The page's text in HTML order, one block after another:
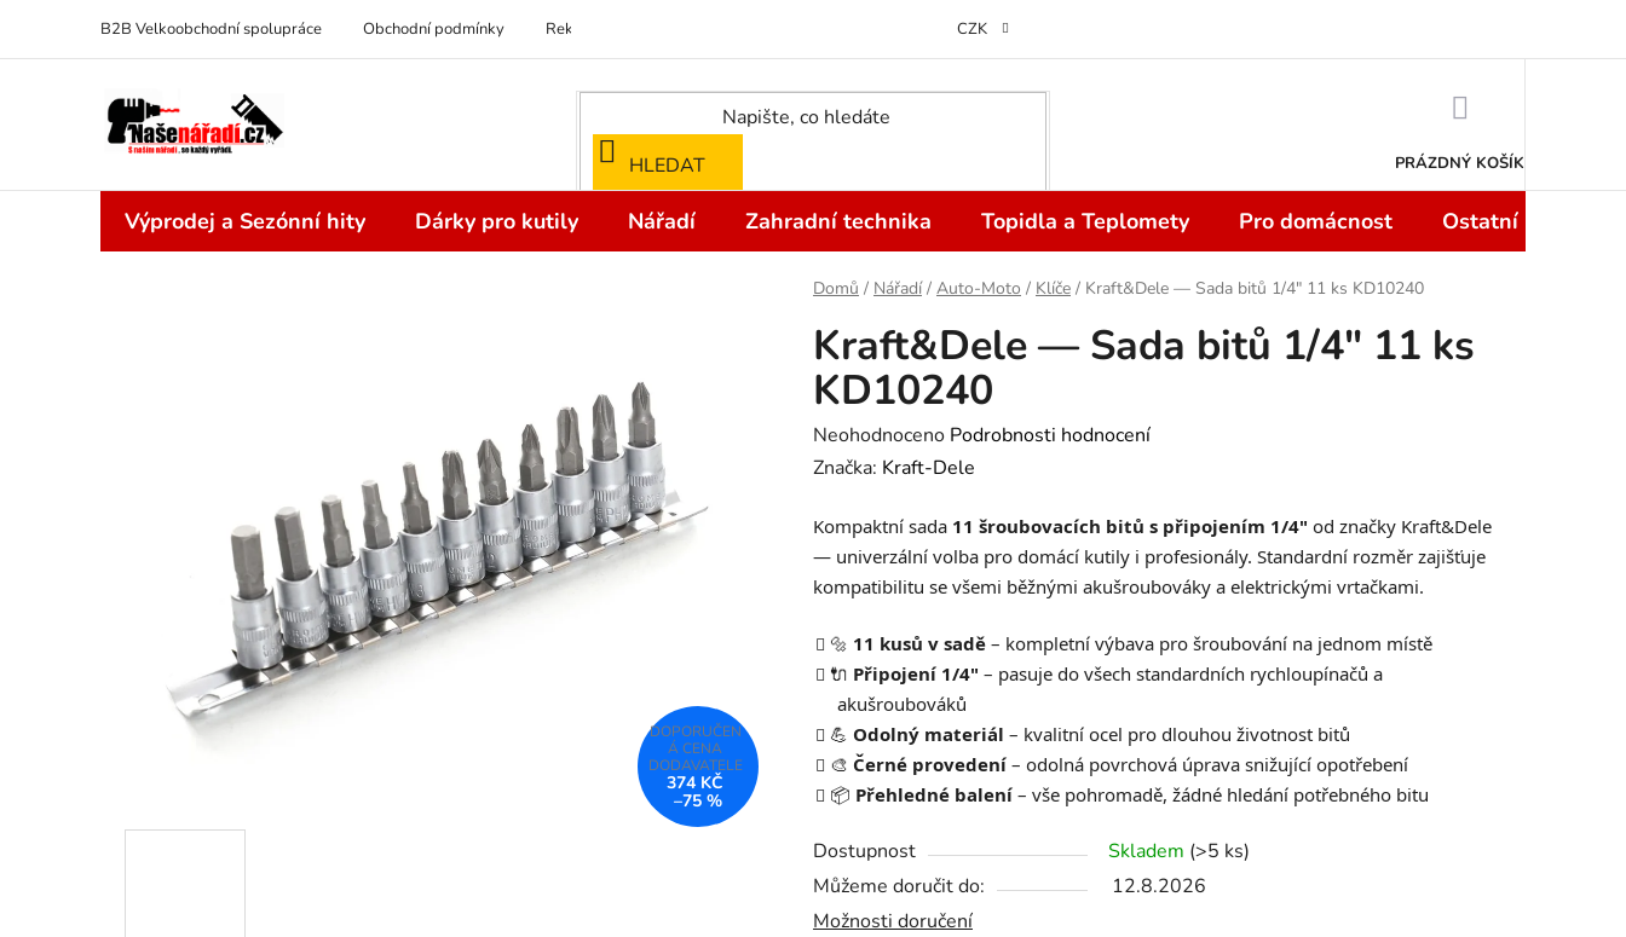
obsah
B2B Velkoobchodní spolupráce Obchodní podmínky Reklamace Odstoupení od kupní smlouvy do 14 dní
CZK
HLEDAT PRÁZDNÝ KOŠÍK
Výprodej a Sezónní hity Dárky pro kutily Nářadí Zahradní technika Topidla a Teplomety Pro domácnost Ostatní
Domů / Nářadí / Auto-Moto / Klíče / Kraft&Dele — Sada bitů 1/4" 11 ks KD10240
Kraft&Dele — Sada bitů 1/4" 11 ks
KD10240
Průměrné
hodnocení
je
0,0
z
hvězdiček.
Neohodnoceno Podrobnosti hodnocení
Značka: Kraft-Dele
Kompaktní sada 11 šroubovacích bitů s připojením 1/4" od značky Kraft&Dele
— univerzální volba pro domácí kutily i profesionály. Standardní rozměr zajišťuje
kompatibilitu se všemi běžnými akušroubováky a elektrickými vrtačkami.
🔩 11 kusů v sadě – kompletní výbava pro šroubování na jednom místě
🔌 Připojení 1/4" – pasuje do všech standardních rychloupínačů a
akušroubováků
💪 Odolný materiál – kvalitní ocel pro dlouhou životnost bitů
🎨 Černé provedení – odolná povrchová úprava snižující opotřebení
📦 Přehledné balení – vše pohromadě, žádné hledání potřebného bitu
Dostupnost Skladem (>5 ks)
Můžeme doručit do:
12.8.2026
Možnosti doručení
374 KČ
–75 %